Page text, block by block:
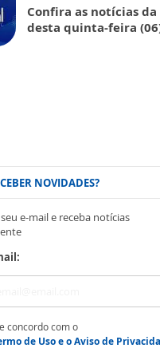
Confira as notícias da
desta quinta-feira
NOVIDADES?
e-mail e receba notícias
concordo com o
de Usoe oAviso de